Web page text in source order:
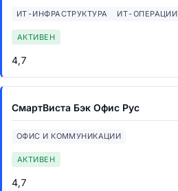
ИТ-ИНФРАСТРУКТУРА ИТ-ОПЕРАЦИИ
АКТИВЕН
4,7
СмартВиста Бэк Офис Рус
ОФИС И КОММУНИКАЦИИ
АКТИВЕН
4,7